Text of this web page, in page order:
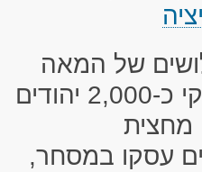
של המאה
העשרים ישבו ברודקי כ-2,000 יהודים
מחצית
עסקו במסחר,